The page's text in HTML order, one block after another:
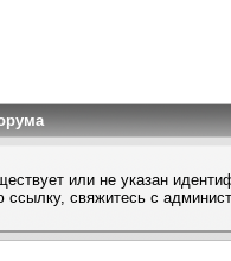
или не указан
ссылку, свяжитесь с